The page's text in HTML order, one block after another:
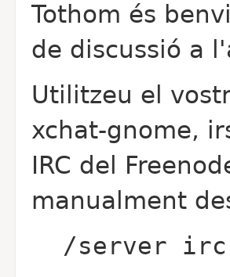
Tothom és
de discussió a
Utilitzeu el
xchat-gnome,
IRC del
manualment
/server